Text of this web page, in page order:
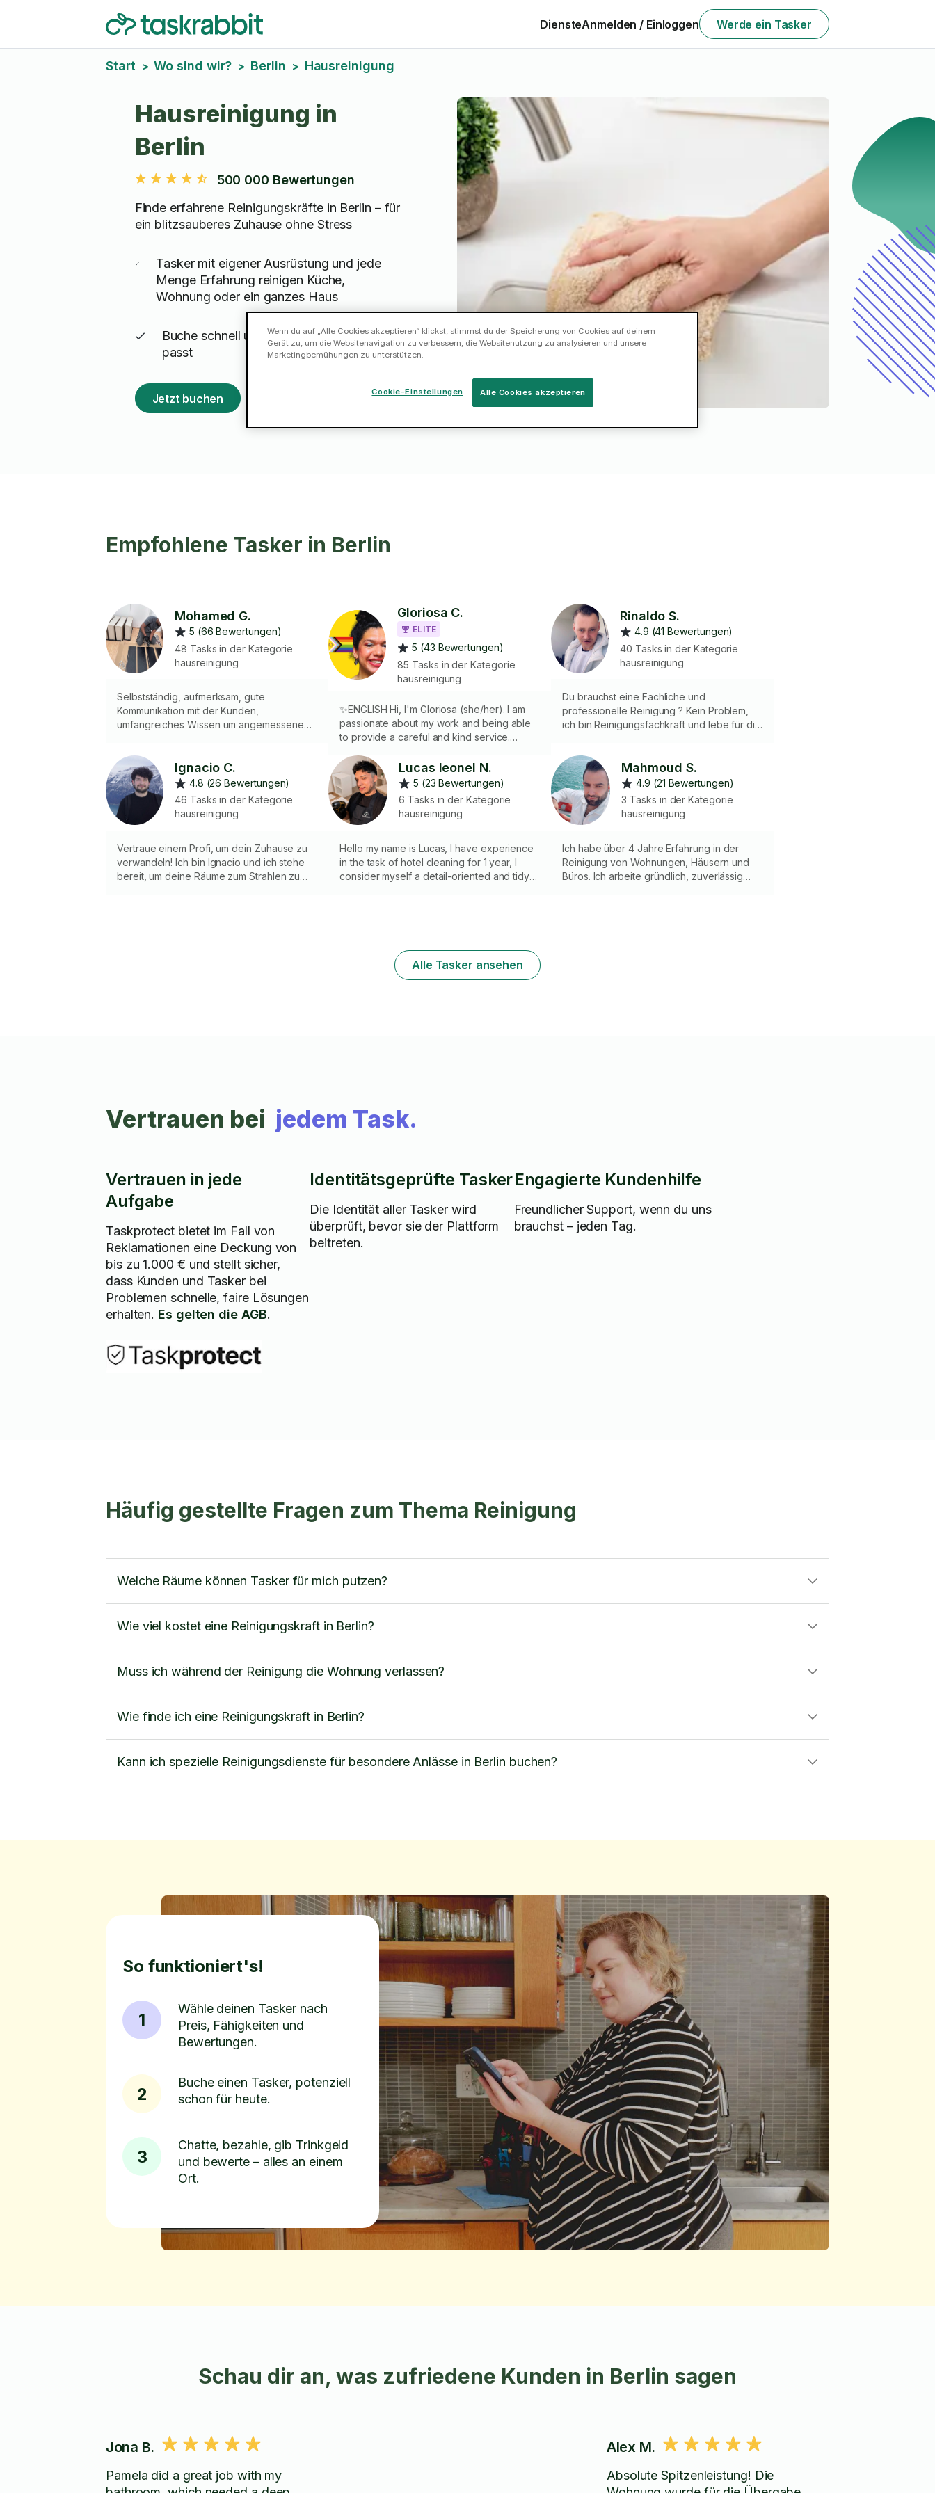
DiensteAnmelden / Einloggen Werde ein Tasker
Start > Wo sind wir? > Berlin > Hausreinigung
Hausreinigung in
Berlin
500 000 Bewertungen
Finde erfahrene Reinigungskräfte in Berlin – für
ein blitzsauberes Zuhause ohne Stress
Tasker mit eigener Ausrüstung und jede
Menge Erfahrung reinigen Küche,
Wohnung oder ein ganzes Haus
Buche schnell und flexibel, wann es dir
passt
Jetzt buchen
Empfohlene Tasker in Berlin
Mohamed G.
5 (66 Bewertungen)
48 Tasks in der Kategorie
hausreinigung
Selbstständig, aufmerksam, gute
Kommunikation mit der Kunden,
umfangreiches Wissen um angemessene
habe meine eigene Reinigungsmittel etc.
Gloriosa C.
ELITE
5 (43 Bewertungen)
85 Tasks in der Kategorie
hausreinigung
✨ENGLISH Hi, I'm Gloriosa (she/her). I am
passionate about my work and being able
to provide a careful and kind service.
inclusive. NOTE: I don’t provide cleaning
products. _____________ ✨DEUTSCH Hallo, ich
bin Gloriosa (sie/ihr). Ich bin begeistert von
meiner Arbeit und biete Ihnen einen
sorgfältigen und freundlichen Service.
Menschen mit Behinderung inklusive.
HINWEIS: Ich biete keine
Reinigungsprodukte an.
Rinaldo S.
4.9 (41 Bewertungen)
40 Tasks in der Kategorie
hausreinigung
Du brauchst eine Fachliche und
professionelle Reinigung ? Kein Problem,
ich bin Reinigungsfachkraft und lebe für die
Glaswerkzeug (Schleifzeug) bis hin zum
Küchen und Badreinigung Chemikaliens
immer dabei. Ich kann Kalkrückstände
sowie Fettrückstände problemlos lösen.
Mein Erfolg ist es, Menschen ein Lächeln ins
Ignacio C.
4.8 (26 Bewertungen)
46 Tasks in der Kategorie
hausreinigung
Vertraue einem Profi, um dein Zuhause zu
verwandeln! Ich bin Ignacio und ich stehe
bereit, um deine Räume zum Strahlen zu
Lucas leonel N.
5 (23 Bewertungen)
6 Tasks in der Kategorie
hausreinigung
Hello my name is Lucas, I have experience
in the task of hotel cleaning for 1 year, I
consider myself a detail-oriented and tidy
Mahmoud S.
4.9 (21 Bewertungen)
3 Tasks in der Kategorie
hausreinigung
Ich habe über 4 Jahre Erfahrung in der
Reinigung von Wohnungen, Häusern und
Büros. Ich arbeite gründlich, zuverlässig
Alle Tasker ansehen
Vertrauen bei jedem Task.
Vertrauen in jede
Aufgabe
Taskprotect bietet im Fall von
Reklamationen eine Deckung von
bis zu 1.000 € und stellt sicher,
dass Kunden und Tasker bei
Problemen schnelle, faire Lösungen
erhalten. Es gelten die AGB.
Identitätsgeprüfte Tasker
Die Identität aller Tasker wird
überprüft, bevor sie der Plattform
beitreten.
Engagierte Kundenhilfe
Freundlicher Support, wenn du uns
brauchst – jeden Tag.
Häufig gestellte Fragen zum Thema Reinigung
Welche Räume können Tasker für mich putzen?
Wie viel kostet eine Reinigungskraft in Berlin?
Muss ich während der Reinigung die Wohnung verlassen?
Wie finde ich eine Reinigungskraft in Berlin?
Kann ich spezielle Reinigungsdienste für besondere Anlässe in Berlin buchen?
So funktioniert's!
1
Wähle deinen Tasker nach
Preis, Fähigkeiten und
Bewertungen.
2
Buche einen Tasker, potenziell
schon für heute.
3
Chatte, bezahle, gib Trinkgeld
und bewerte – alles an einem
Ort.
Schau dir an, was zufriedene Kunden in Berlin sagen
Jona B.
Pamela did a great job with my
Alex M.
Absolute Spitzenleistung! Die
Wenn du auf „Alle Cookies akzeptieren“ klickst, stimmst du der Speicherung von Cookies auf deinem
Gerät zu, um die Websitenavigation zu verbessern, die Websitenutzung zu analysieren und unsere
Marketingbemühungen zu unterstützen.
Alle Cookies akzeptieren
Cookie-Einstellungen